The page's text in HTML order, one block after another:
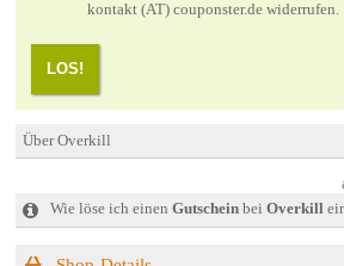
kontakt (AT) couponster.de widerrufen.
LOS!
Über Overkill
Wie löse ich einen Gutscheinbei Overkill